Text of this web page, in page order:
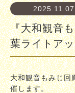
2025.11.07
『大和観音
葉ライトア
大和観音もみじ回
催します。